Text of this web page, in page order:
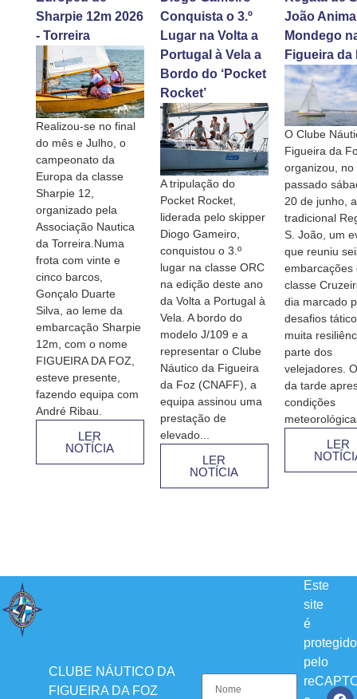
Sharpie 12m 2026
- Torreira
Realizou-se no final
do mês e Julho, o
campeonato da
Europa da classe
Sharpie 12,
organizado pela
Associação Nautica
da Torreira.Numa
frota com vinte e
cinco barcos,
Gonçalo Duarte
Silva, ao leme da
embarcação Sharpie
12m, com o nome
FIGUEIRA DA FOZ,
esteve presente,
fazendo equipa com
André Ribau.
LER
NOTÍCIA
Conquista o 3.º
Lugar na Volta a
Portugal à Vela a
Bordo do ‘Pocket
Rocket’
A tripulação do
Pocket Rocket,
liderada pelo skipper
Diogo Gameiro,
conquistou o 3.º
lugar na classe ORC
na edição deste ano
da Volta a Portugal à
Vela. A bordo do
modelo J/109 e a
representar o Clube
Náutico da Figueira
da Foz (CNAFF), a
equipa assinou uma
prestação de
elevado...
LER
NOTÍCIA
João
Mondego
Figueira da
O Clube
Figueira da
organizou, no
passado
20 de junho, a
tradicional
S. João, um
que reuniu
embarcações
classe
dia marcado
desafios
muita
parte dos
velejadores.
da tarde
condições
LER
CLUBE NÁUTICO DA
FIGUEIRA DA FOZ
Este
site
é
protegido
pelo